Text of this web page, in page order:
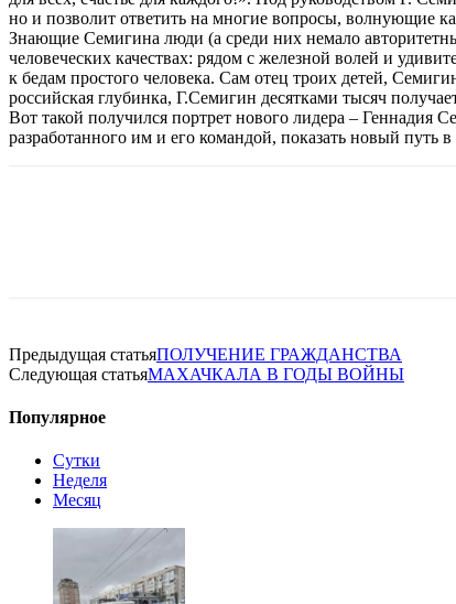
но и позволит ответить на многие вопросы, волнующие
Знающие Семигина люди (а среди них немало
человеческих качествах: рядом с железной волей и
к бедам простого человека. Сам отец троих детей,
российская глубинка, Г.Семигин десятками тысяч
Вот такой получился портрет нового лидера – Геннадия
разработанного им и его командой, показать новый
Предыдущая статьяПОЛУЧЕНИЕ ГРАЖДАНСТВА
Следующая статьяМАХАЧКАЛА В ГОДЫ ВОЙНЫ
Популярное
Сутки
Неделя
Месяц